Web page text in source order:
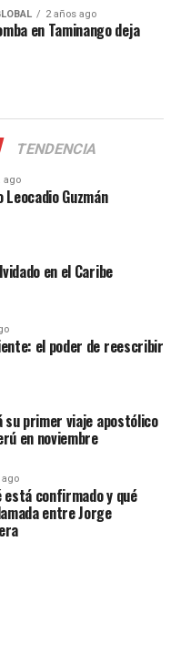
2 años ago
en Taminango deja
TENDENCIA
ago
Guzmán
en el Caribe
el poder de reescribir
su primer viaje apostólico
en noviembre
está confirmado y qué
entre Jorge